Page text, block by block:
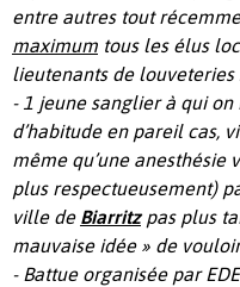
entre autres tout
maximum tous les élus
lieutenants de louveteries
- 1 jeune sanglierà qui on
d’habitude en pareil cas,
même qu’une
plus respectueusement)
ville de Biarritzpas plus
mauvaise idée » de
- Battue organisée par